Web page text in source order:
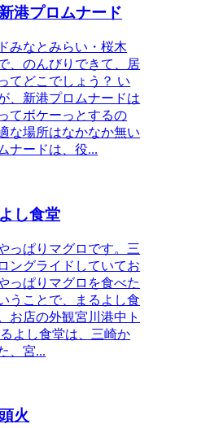
港プロムナード
みなとみらい・桜木
、のんびりできて、居
てどこでしょう？ い
、新港プロムナードは
てボケーっとするの
な場所はなかなか無い
ナードは、役...
し食堂
っぱりマグロです。三
ングライドしていてお
っぱりマグロを食べた
うことで、まるよし食
お店の外観宮川港中ト
よし食堂は、三崎か
、宮...
火